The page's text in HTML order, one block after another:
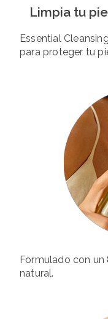
Limpia tu
Essential
para proteger tu
Formulado con un
natural.